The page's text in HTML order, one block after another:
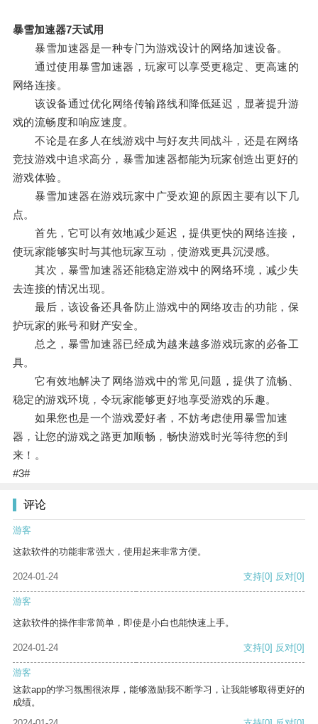
暴雪加速器7天试用
暴雪加速器是一种专门为游戏设计的网络加速设备。
通过使用暴雪加速器，玩家可以享受更稳定、更高速的
网络连接。
该设备通过优化网络传输路线和降低延迟，显著提升游
戏的流畅度和响应速度。
不论是在多人在线游戏中与好友共同战斗，还是在网络
竞技游戏中追求高分，暴雪加速器都能为玩家创造出更好的
游戏体验。
暴雪加速器在游戏玩家中广受欢迎的原因主要有以下几
点。
首先，它可以有效地减少延迟，提供更快的网络连接，
使玩家能够实时与其他玩家互动，使游戏更具沉浸感。
其次，暴雪加速器还能稳定游戏中的网络环境，减少失
去连接的情况出现。
最后，该设备还具备防止游戏中的网络攻击的功能，保
护玩家的账号和财产安全。
总之，暴雪加速器已经成为越来越多游戏玩家的必备工
具。
它有效地解决了网络游戏中的常见问题，提供了流畅、
稳定的游戏环境，令玩家能够更好地享受游戏的乐趣。
如果您也是一个游戏爱好者，不妨考虑使用暴雪加速
器，让您的游戏之路更加顺畅，畅快游戏时光等待您的到
来！。
#3#
评论
游客
这款软件的功能非常强大，使用起来非常方便。
2024-01-24 支持[0] 反对[0]
游客
这款软件的操作非常简单，即使是小白也能快速上手。
2024-01-24 支持[0] 反对[0]
游客
这款app的学习氛围很浓厚，能够激励我不断学习，让我能够取得更好的
成绩。